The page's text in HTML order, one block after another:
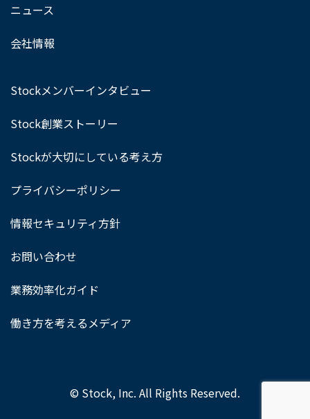
ニュース
会社情報
Stockメンバーインタビュー
Stock創業ストーリー
Stockが大切にしている考え方
プライバシーポリシー
情報セキュリティ方針
お問い合わせ
業務効率化ガイド
働き方を考えるメディア
© Stock, Inc. All Rights Reserved.